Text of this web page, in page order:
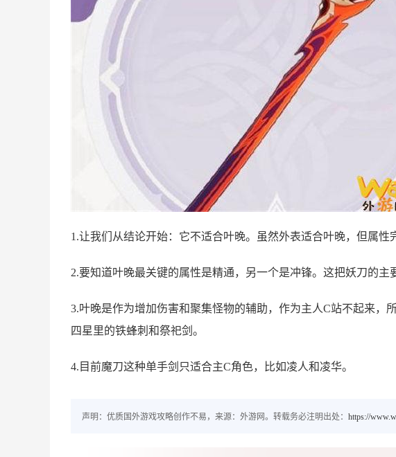
1.让我们从结论开始：它不适合叶晚。虽然外表适合叶晚，但属性
2.要知道叶晚最关键的属性是精通，另一个是冲锋。这把妖刀的主
3.叶晚是作为增加伤害和聚集怪物的辅助，作为主人C站不起来，
四星里的铁蜂刺和祭祀剑。
4.目前魔刀这种单手剑只适合主C角色，比如凌人和凌华。
声明：优质国外游戏攻略创作不易，来源：外游网。转载务必注明出处： https://